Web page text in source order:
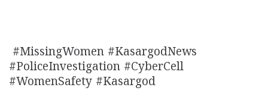
#MissingWomen #KasargodNews
#PoliceInvestigation #CyberCell
#WomenSafety #Kasargod